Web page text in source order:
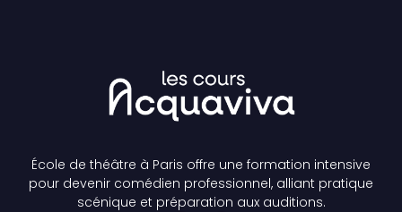
École de théâtre à Paris offre une formation intensive
pour devenir comédien professionnel, alliant pratique
scénique et préparation aux auditions.